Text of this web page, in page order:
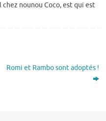
nounou Coco, est qui est
Romi et Rambo sont adoptés !